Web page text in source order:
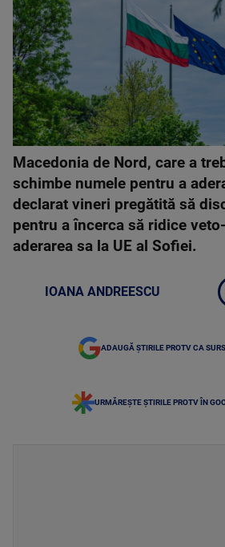
Macedonia de Nord, care a
schimbe numele pentru a
declarat vineri pregătită să
pentru a încerca să ridice
aderarea sa la UE al Sofiei.
IOANA ANDREESCU
ADAUGĂ ȘTIRILE PROTV CA
URMĂREȘTE ȘTIRILE PROTV ÎN